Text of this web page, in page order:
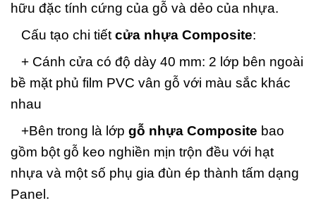
hữu đặc tính cứng của gỗ và dẻo của nhựa.
Cấu tạo chi tiết cửa nhựa Composite:
+ Cánh cửa có độ dày 40 mm: 2 lớp bên ngoài
bề mặt phủ film PVC vân gỗ với màu sắc khác
nhau
+Bên trong là lớp gỗ nhựa Composite bao
gồm bột gỗ keo nghiền mịn trộn đều với hạt
nhựa và một số phụ gia đùn ép thành tấm dạng
Panel.